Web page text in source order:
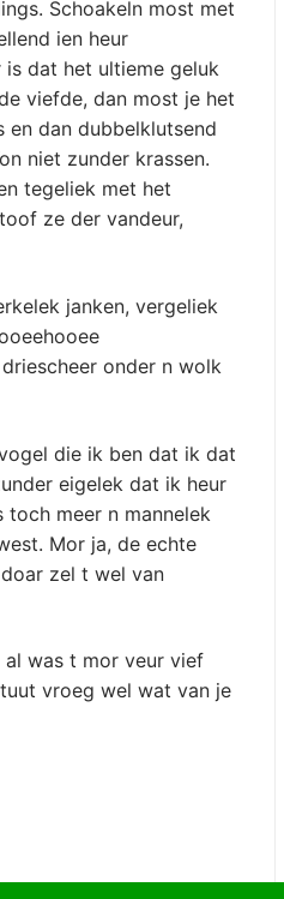
Schoakeln most met
ien heur
is dat het ultieme geluk
viefde, dan most je het
en dan dubbelklutsend
niet zunder krassen.
tegeliek met het
ze der vandeur,
janken, vergeliek
onder n wolk
die ik ben dat ik dat
eigelek dat ik heur
toch meer n mannelek
Mor ja, de echte
zel t wel van
was t mor veur vief
vroeg wel wat van je